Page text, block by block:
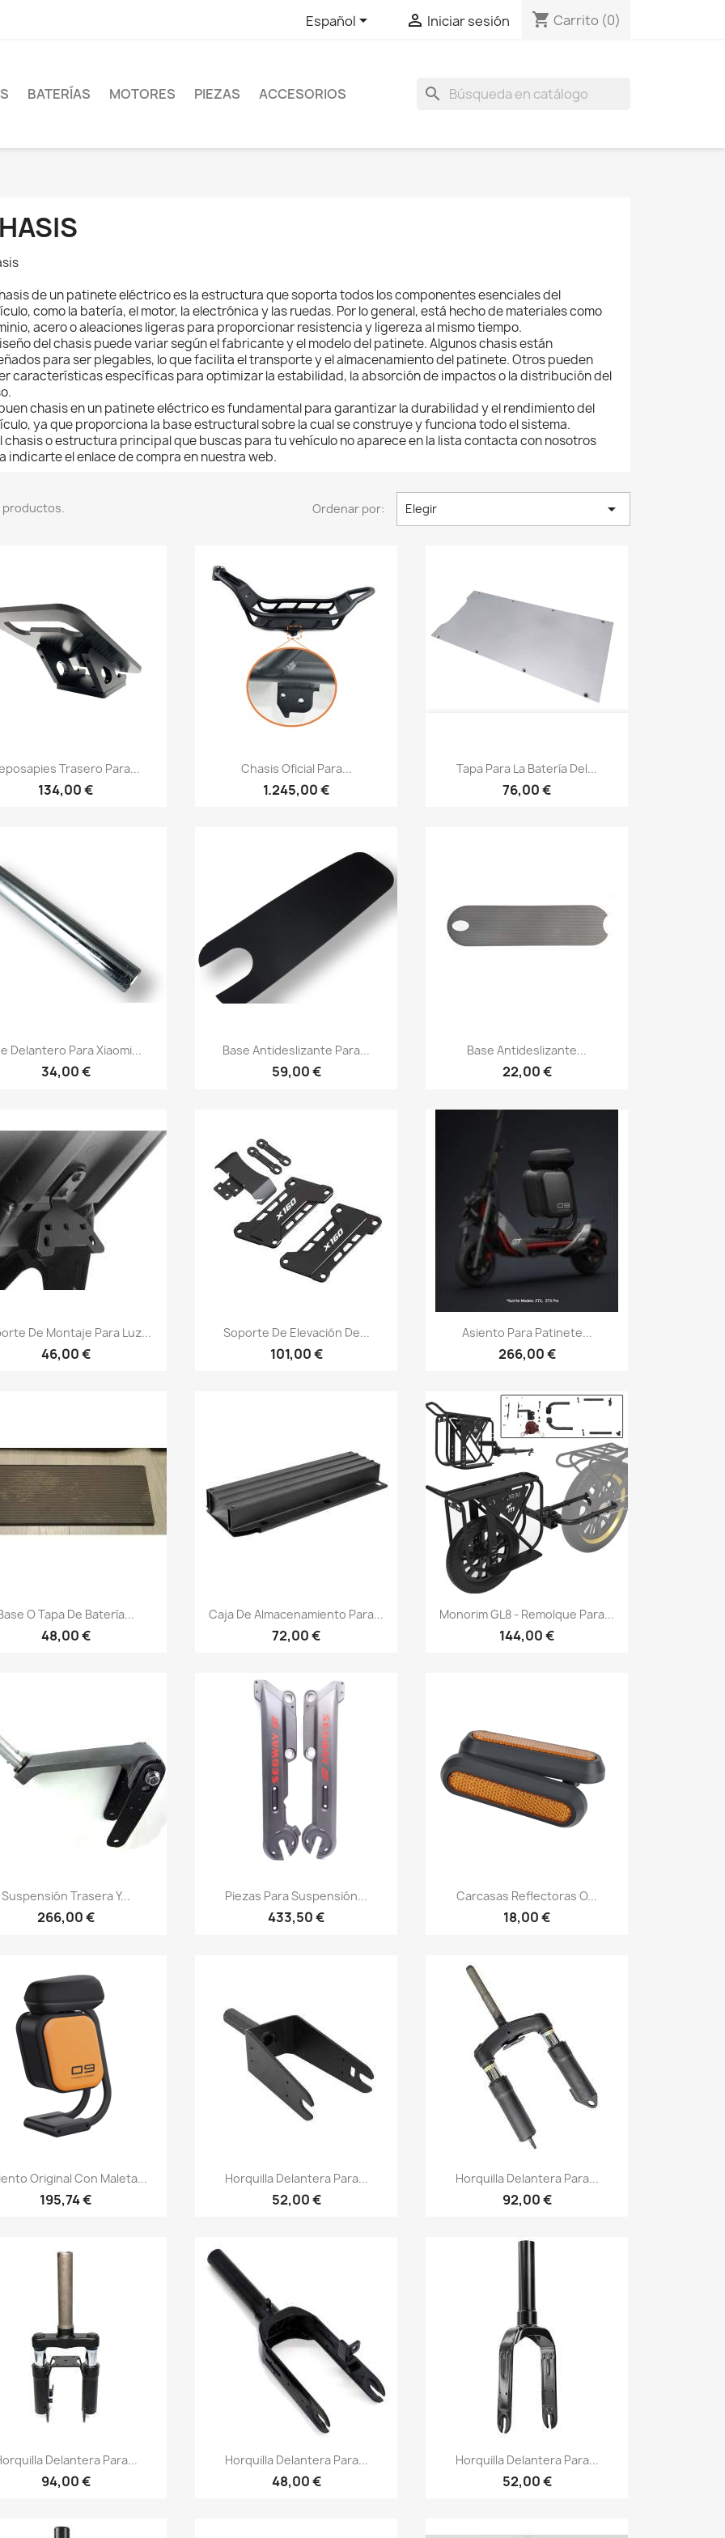
Español  Iniciar sesión shopping_cart Carrito (0)
BATERÍAS MOTORES PIEZAS ACCESORIOS search
de un patinete eléctrico es la estructura que soporta todos los componentes esenciales del
como la batería, el motor, la electrónica y las ruedas. Por lo general, está hecho de materiales como
acero o aleaciones ligeras para proporcionar resistencia y ligereza al mismo tiempo.
del chasis puede variar según el fabricante y el modelo del patinete. Algunos chasis están
para ser plegables, lo que facilita el transporte y el almacenamiento del patinete. Otros pueden
características específicas para optimizar la estabilidad, la absorción de impactos o la distribución del
chasis en un patinete eléctrico es fundamental para garantizar la durabilidad y el rendimiento del
ya que proporciona la base estructural sobre la cual se construye y funciona todo el sistema.
chasis o estructura principal que buscas para tu vehículo no aparece en la lista contacta con nosotros
indicarte el enlace de compra en nuestra web.
productos. Ordenar por: Elegir 
Vista rápida
Trasero Para...
134,00 €
Vista rápida
Chasis Oficial Para...
1.245,00 €
Vista rápida
Tapa Para La Batería Del...
76,00 €
Vista rápida
Delantero Para Xiaomi...
34,00 €
Vista rápida
Base Antideslizante Para...
59,00 €
Vista rápida
Base Antideslizante...
22,00 €
Vista rápida
De Montaje Para Luz...
46,00 €
Vista rápida
Soporte De Elevación De...
101,00 €
Vista rápida
Asiento Para Patinete...
266,00 €
Vista rápida
O Tapa De Batería...
48,00 €
Vista rápida
Caja De Almacenamiento Para...
72,00 €
Vista rápida
Monorim GL8 - Remolque Para...
144,00 €
Vista rápida
Suspensión Trasera Y...
266,00 €
Vista rápida
Piezas Para Suspensión...
433,50 €
Vista rápida
Carcasas Reflectoras O...
18,00 €
Vista rápida
Original Con Maleta...
195,74 €
Vista rápida
Horquilla Delantera Para...
52,00 €
Vista rápida
Horquilla Delantera Para...
92,00 €
Vista rápida
Delantera Para...
94,00 €
Vista rápida
Horquilla Delantera Para...
48,00 €
Vista rápida
Horquilla Delantera Para...
52,00 €